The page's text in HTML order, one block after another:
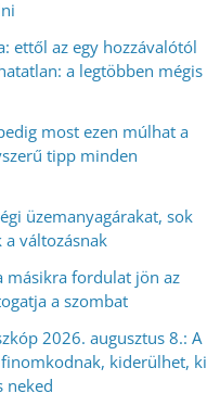
ettől az egy hozzávalótól
a legtöbben mégis
most ezen múlhat a
tipp minden
üzemanyagárakat, sok
változásnak
másikra fordulat jön az
a szombat
2026. augusztus 8.: A
kiderülhet, ki
neked